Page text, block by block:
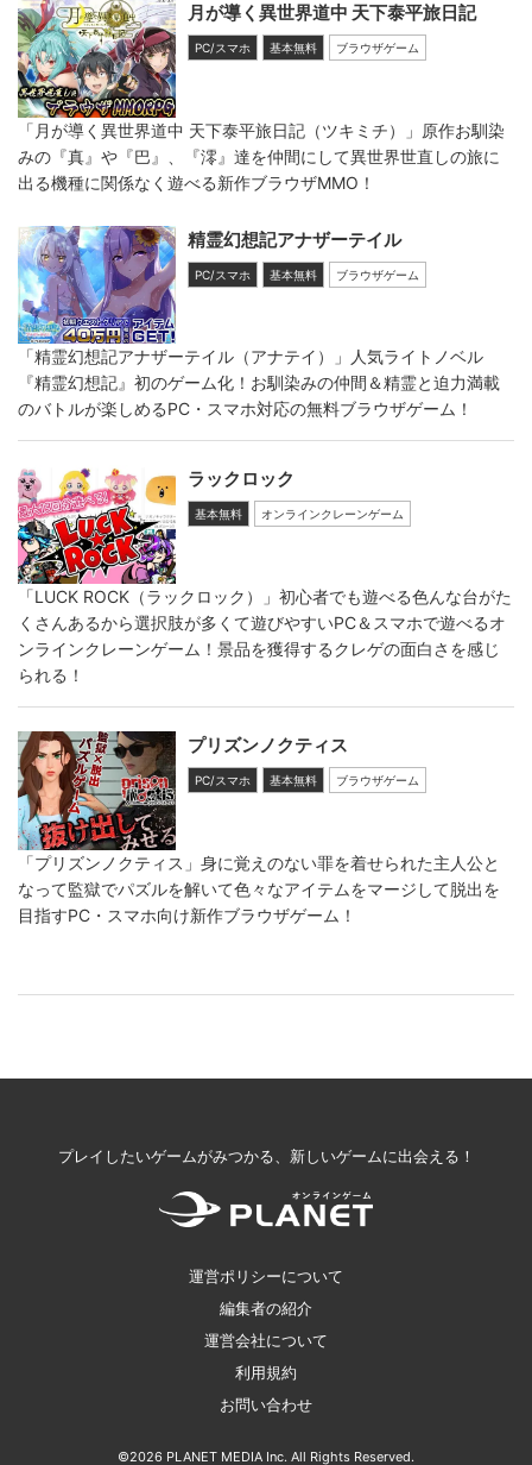
月が導く異世界道中 天下泰平旅日記
PC/スマホ 基本無料 ブラウザゲーム
「月が導く異世界道中 天下泰平旅日記（ツキミチ）」原作お馴染
みの『真』や『巴』、『澪』達を仲間にして異世界世直しの旅に
出る機種に関係なく遊べる新作ブラウザMMO！
精霊幻想記アナザーテイル
PC/スマホ 基本無料 ブラウザゲーム
「精霊幻想記アナザーテイル（アナテイ）」人気ライトノベル
『精霊幻想記』初のゲーム化！お馴染みの仲間＆精霊と迫力満載
のバトルが楽しめるPC・スマホ対応の無料ブラウザゲーム！
ラックロック
基本無料 オンラインクレーンゲーム
「LUCK ROCK（ラックロック）」初心者でも遊べる色んな台がた
くさんあるから選択肢が多くて遊びやすいPC＆スマホで遊べるオ
ンラインクレーンゲーム！景品を獲得するクレゲの面白さを感じ
られる！
プリズンノクティス
PC/スマホ 基本無料 ブラウザゲーム
「プリズンノクティス」身に覚えのない罪を着せられた主人公と
なって監獄でパズルを解いて色々なアイテムをマージして脱出を
目指すPC・スマホ向け新作ブラウザゲーム！
プレイしたいゲームがみつかる、新しいゲームに出会える！
運営ポリシーについて
編集者の紹介
運営会社について
利用規約
お問い合わせ
©2026 PLANET MEDIA Inc. All Rights Reserved.